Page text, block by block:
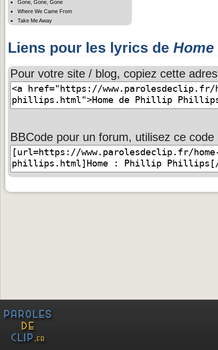
Gone, Gone, Gone
Where We Came From
Take Me Away
Liens pour les lyrics de Home
Pour votre site / blog, copiez cette
BBCode pour un forum, utilisez ce code